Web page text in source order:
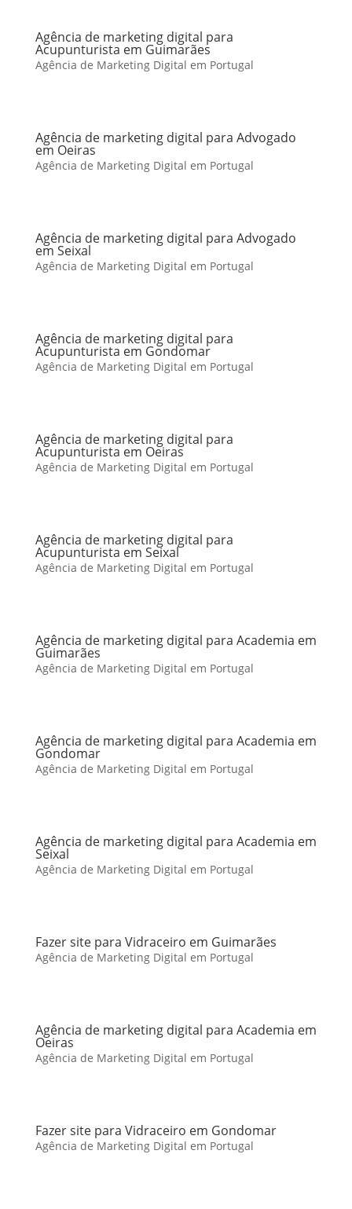
Agência de marketing digital para
Acupunturista em Guimarães
Agência de Marketing Digital em Portugal
Agência de marketing digital para Advogado
em Oeiras
Agência de Marketing Digital em Portugal
Agência de marketing digital para Advogado
em Seixal
Agência de Marketing Digital em Portugal
Agência de marketing digital para
Acupunturista em Gondomar
Agência de Marketing Digital em Portugal
Agência de marketing digital para
Acupunturista em Oeiras
Agência de Marketing Digital em Portugal
Agência de marketing digital para
Acupunturista em Seixal
Agência de Marketing Digital em Portugal
Agência de marketing digital para Academia em
Guimarães
Agência de Marketing Digital em Portugal
Agência de marketing digital para Academia em
Gondomar
Agência de Marketing Digital em Portugal
Agência de marketing digital para Academia em
Seixal
Agência de Marketing Digital em Portugal
Fazer site para Vidraceiro em Guimarães
Agência de Marketing Digital em Portugal
Agência de marketing digital para Academia em
Oeiras
Agência de Marketing Digital em Portugal
Fazer site para Vidraceiro em Gondomar
Agência de Marketing Digital em Portugal